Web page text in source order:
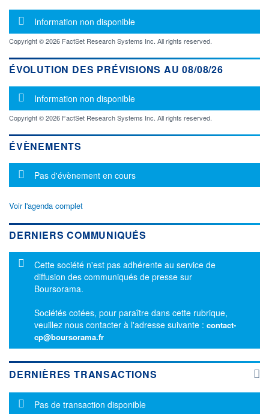
Message d'information
Information non disponible
Copyright © 2026 FactSet Research Systems Inc. All rights reserved.
ÉVOLUTION DES PRÉVISIONS AU 08/08/26
Message d'information
Information non disponible
Copyright © 2026 FactSet Research Systems Inc. All rights reserved.
ÉVÈNEMENTS
Message d'information
Pas d'évènement en cours
Voir l'agenda complet
DERNIERS COMMUNIQUÉS
Message d'information
Cette société n'est pas adhérente au service de
diffusion des communiqués de presse sur
Boursorama.
Sociétés cotées, pour paraître dans cette rubrique,
veuillez nous contacter à l'adresse suivante : contact-
cp@boursorama.fr
DERNIÈRES TRANSACTIONS
Message d'information
Pas de transaction disponible